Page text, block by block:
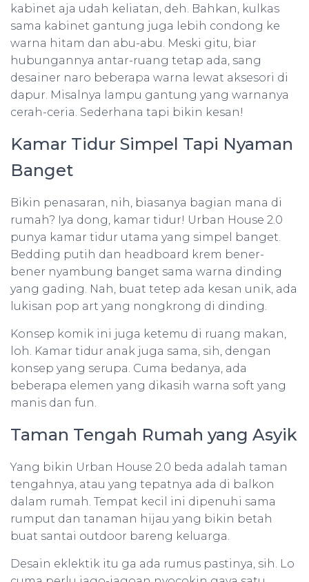
kabinet aja udah keliatan, deh. Bahkan, kulkas
sama kabinet gantung juga lebih condong ke
warna hitam dan abu-abu. Meski gitu, biar
hubungannya antar-ruang tetap ada, sang
desainer naro beberapa warna lewat aksesori di
dapur. Misalnya lampu gantung yang warnanya
cerah-ceria. Sederhana tapi bikin kesan!
Kamar Tidur Simpel Tapi Nyaman
Banget
Bikin penasaran, nih, biasanya bagian mana di
rumah? Iya dong, kamar tidur! Urban House 2.0
punya kamar tidur utama yang simpel banget.
Bedding putih dan headboard krem bener-
bener nyambung banget sama warna dinding
yang gading. Nah, buat tetep ada kesan unik, ada
lukisan pop art yang nongkrong di dinding.
Konsep komik ini juga ketemu di ruang makan,
loh. Kamar tidur anak juga sama, sih, dengan
konsep yang serupa. Cuma bedanya, ada
beberapa elemen yang dikasih warna soft yang
manis dan fun.
Taman Tengah Rumah yang Asyik
Yang bikin Urban House 2.0 beda adalah taman
tengahnya, atau yang tepatnya ada di balkon
dalam rumah. Tempat kecil ini dipenuhi sama
rumput dan tanaman hijau yang bikin betah
buat santai outdoor bareng keluarga.
Desain eklektik itu ga ada rumus pastinya, sih. Lo